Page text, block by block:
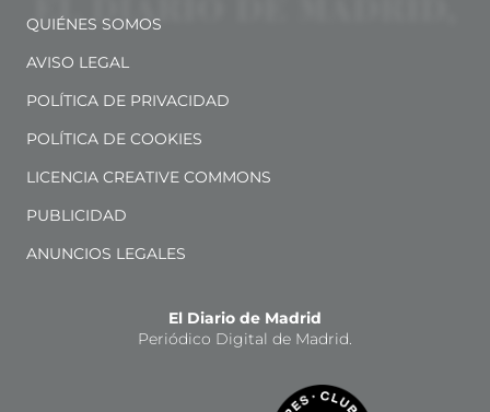
QUIÉNES SOMOS
AVISO LEGAL
POLÍTICA DE PRIVACIDAD
POLÍTICA DE COOKIES
LICENCIA CREATIVE COMMONS
PUBLICIDAD
ANUNCIOS LEGALES
El Diario de Madrid
Periódico Digital de Madrid.